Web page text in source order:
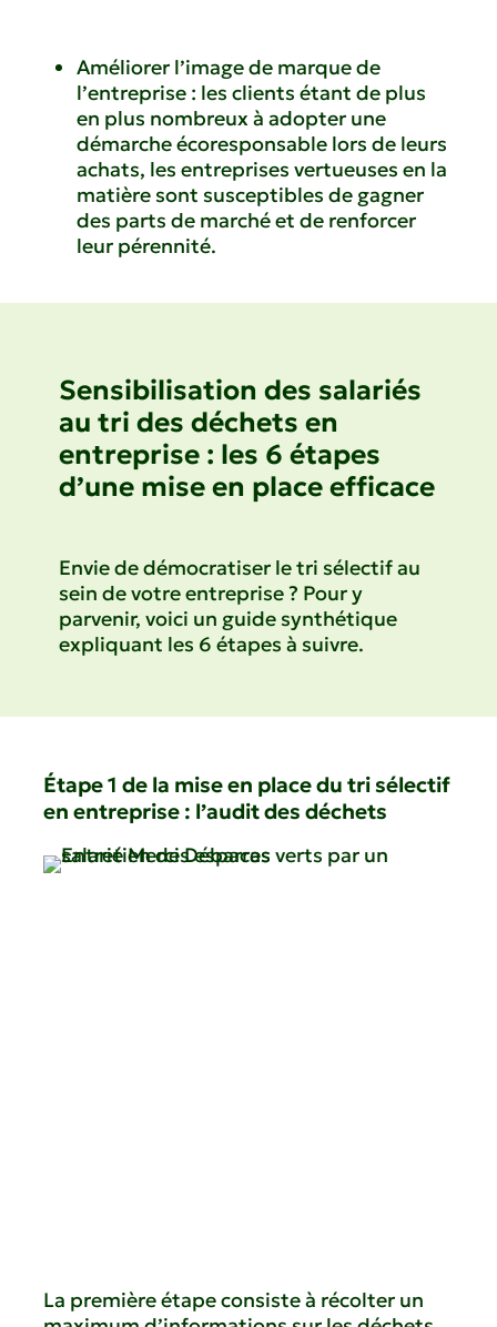
Améliorer l’image de marque de
l’entreprise : les clients étant de plus
en plus nombreux à adopter une
démarche écoresponsable lors de leurs
achats, les entreprises vertueuses en la
matière sont susceptibles de gagner
des parts de marché et de renforcer
leur pérennité.
Sensibilisation des salariés
au tri des déchets en
entreprise : les 6 étapes
d’une mise en place efficace
Envie de démocratiser le tri sélectif au
sein de votre entreprise ? Pour y
parvenir, voici un guide synthétique
expliquant les 6 étapes à suivre.
Étape 1 de la mise en place du tri sélectif
en entreprise : l’audit des déchets
La première étape consiste à récolter un